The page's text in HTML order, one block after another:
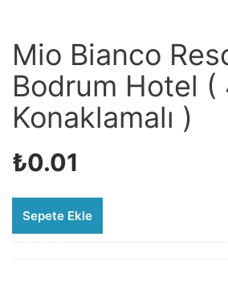
Mio Bianco
Bodrum Hotel (
Konaklamalı )
₺0.01
Sepete Ekle